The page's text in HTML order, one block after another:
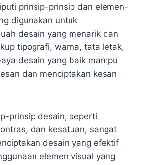
prinsip-prinsip dan elemen-
digunakan untuk
desain yang menarik dan
tipografi, warna, tata letak,
desain yang baik mampu
dan menciptakan kesan
prinsip desain, seperti
dan kesatuan, sangat
desain yang efektif
elemen visual yang